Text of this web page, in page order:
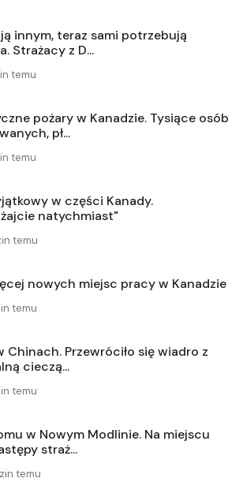
innym, teraz sami potrzebują
Strażacy z D...
temu
pożary w Kanadzie. Tysiące osób
pł...
temu
w części Kanady.
natychmiast"
temu
nowych miejsc pracy w Kanadzie
temu
Chinach. Przewróciło się wiadro z
cieczą...
temu
w Nowym Modlinie. Na miejscu
straż...
temu